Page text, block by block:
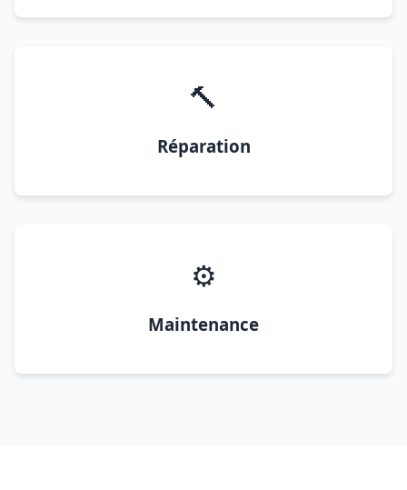
🔨
Réparation
⚙️
Maintenance